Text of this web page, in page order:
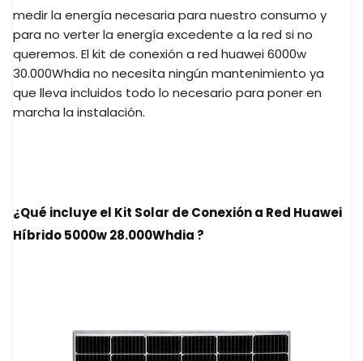
medir la energía necesaria para nuestro consumo y
para no verter la energía excedente a la red si no
queremos. El kit de conexión a red huawei 6000w
30.000Whdia no necesita ningún mantenimiento ya
que lleva incluidos todo lo necesario para poner en
marcha la instalación.
¿Qué incluye el Kit Solar de Conexión a Red Huawei
Híbrido 5000w 28.000Whdia ?